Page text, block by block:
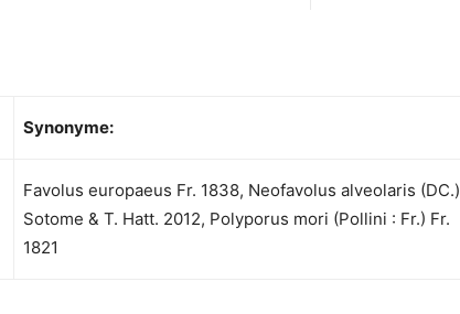
Synonyme:
Favolus europaeus Fr. 1838, Neofavolus alveolaris (DC.)
Sotome & T. Hatt. 2012, Polyporus mori (Pollini : Fr.) Fr.
1821